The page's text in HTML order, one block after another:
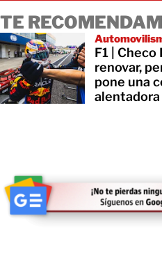
TE
F1 | Checo
renovar,
pone una
alentadora